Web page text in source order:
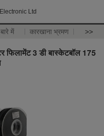
Ltd
में कारखाना भ्रमण >>
फिलामेंट 3 डी बास्केटबॉल 175